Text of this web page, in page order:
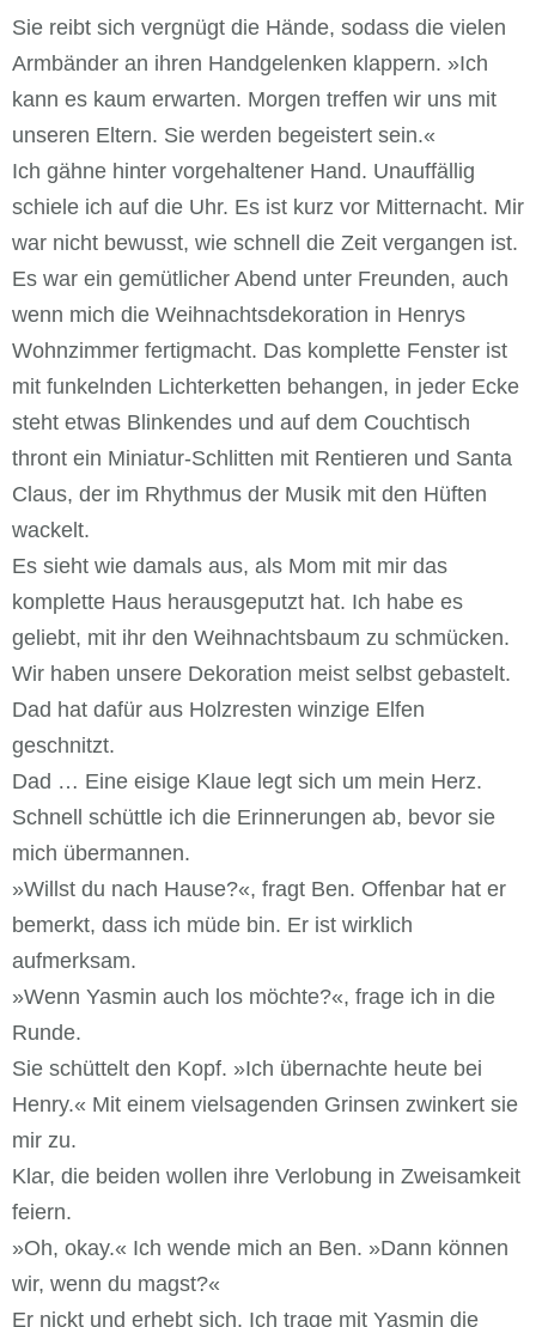
Sie reibt sich vergnügt die Hände, sodass die vielen
Armbänder an ihren Handgelenken klappern. »Ich
kann es kaum erwarten. Morgen treffen wir uns mit
unseren Eltern. Sie werden begeistert sein.«
Ich gähne hinter vorgehaltener Hand. Unauffällig
schiele ich auf die Uhr. Es ist kurz vor Mitternacht. Mir
war nicht bewusst, wie schnell die Zeit vergangen ist.
Es war ein gemütlicher Abend unter Freunden, auch
wenn mich die Weihnachtsdekoration in Henrys
Wohnzimmer fertigmacht. Das komplette Fenster ist
mit funkelnden Lichterketten behangen, in jeder Ecke
steht etwas Blinkendes und auf dem Couchtisch
thront ein Miniatur-Schlitten mit Rentieren und Santa
Claus, der im Rhythmus der Musik mit den Hüften
wackelt.
Es sieht wie damals aus, als Mom mit mir das
komplette Haus herausgeputzt hat. Ich habe es
geliebt, mit ihr den Weihnachtsbaum zu schmücken.
Wir haben unsere Dekoration meist selbst gebastelt.
Dad hat dafür aus Holzresten winzige Elfen
geschnitzt.
Dad … Eine eisige Klaue legt sich um mein Herz.
Schnell schüttle ich die Erinnerungen ab, bevor sie
mich übermannen.
»Willst du nach Hause?«, fragt Ben. Offenbar hat er
bemerkt, dass ich müde bin. Er ist wirklich
aufmerksam.
»Wenn Yasmin auch los möchte?«, frage ich in die
Runde.
Sie schüttelt den Kopf. »Ich übernachte heute bei
Henry.« Mit einem vielsagenden Grinsen zwinkert sie
mir zu.
Klar, die beiden wollen ihre Verlobung in Zweisamkeit
feiern.
»Oh, okay.« Ich wende mich an Ben. »Dann können
wir, wenn du magst?«
Er nickt und erhebt sich. Ich trage mit Yasmin die